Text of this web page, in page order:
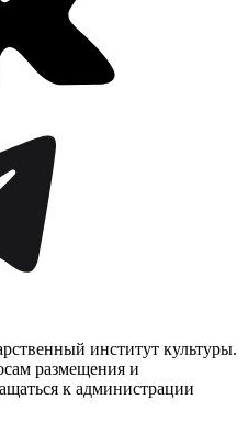
институт культуры.
размещения и
к администрации